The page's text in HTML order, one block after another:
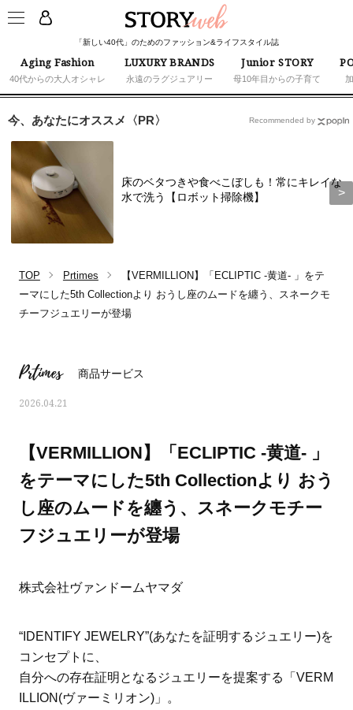
「新しい40代」のためのファッション&ライフスタイル誌
Aging Fashion
40代からの大人オシャレ
LUXURY BRANDS
永遠のラグジュアリー
Junior STORY
母10年目からの子育て
ス学」
タログ
今、あなたにオススメ〈PR〉
床のベタつきや食べこぼしも！常にキレイな
水で洗う【ロボット掃除機】
Recommended by
TOP Prtimes
【VERMILLION】「ECLIPTIC -黄道- 」をテ
ーマにした5th Collectionより おうし座のムードを纏う、スネークモ
チーフジュエリーが登場
Prtimes 商品サービス
2026.04.21
【VERMILLION】「ECLIPTIC -黄道- 」
をテーマにした5th Collectionより おう
し座のムードを纏う、スネークモチー
フジュエリーが登場
株式会社ヴァンドームヤマダ
“IDENTIFY JEWELRY”(あなたを証明するジュエリー)を
コンセプトに、
自分への存在証明となるジュエリーを提案する「VERM
ILLION(ヴァーミリオン)」。